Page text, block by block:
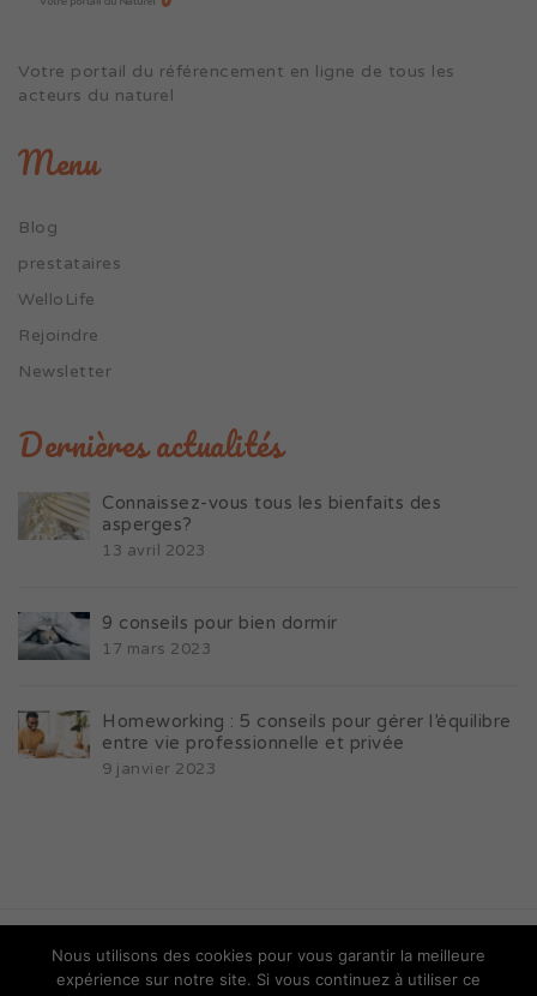
Votre portail du référencement en ligne de tous les
acteurs du naturel
Menu
Blog
prestataires
WelloLife
Rejoindre
Newsletter
Dernières actualités
Connaissez-vous tous les bienfaits des
asperges?
13 avril 2023
9 conseils pour bien dormir
17 mars 2023
Homeworking : 5 conseils pour gérer l’équilibre
entre vie professionnelle et privée
9 janvier 2023
© Copyright Wello Life
Nous utilisons des cookies pour vous garantir la meilleure
expérience sur notre site. Si vous continuez à utiliser ce